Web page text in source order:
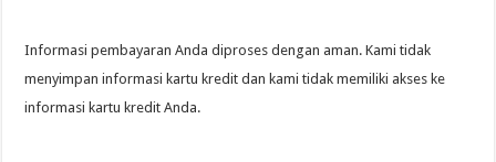
Informasi pembayaran Anda diproses dengan aman. Kami tidak
menyimpan informasi kartu kredit dan kami tidak memiliki akses ke
informasi kartu kredit Anda.